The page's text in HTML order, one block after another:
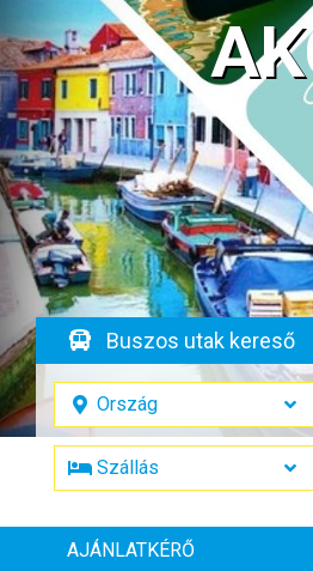
Buszos utak kereső
AJÁNLATKÉRŐ